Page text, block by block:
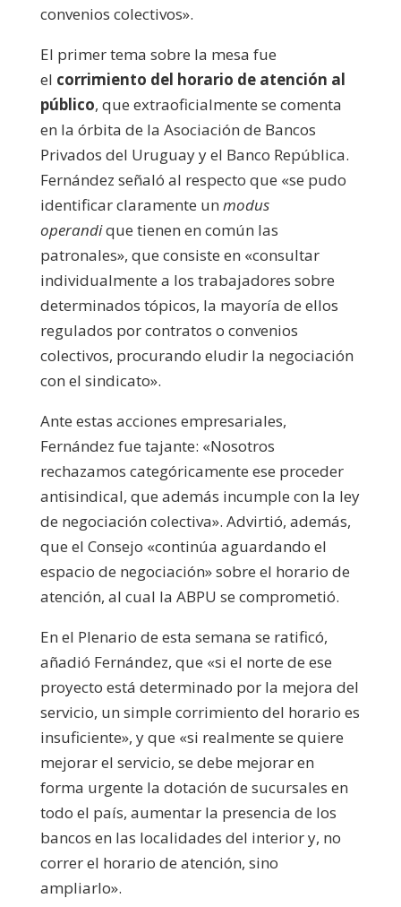
convenios colectivos».
El primer tema sobre la mesa fue
el corrimiento del horario de atención al
público, que extraoficialmente se comenta
en la órbita de la Asociación de Bancos
Privados del Uruguay y el Banco República.
Fernández señaló al respecto que «se pudo
identificar claramente un modus
operandique tienen en común las
patronales», que consiste en «consultar
individualmente a los trabajadores sobre
determinados tópicos, la mayoría de ellos
regulados por contratos o convenios
colectivos, procurando eludir la negociación
con el sindicato».
Ante estas acciones empresariales,
Fernández fue tajante: «Nosotros
rechazamos categóricamente ese proceder
antisindical, que además incumple con la ley
de negociación colectiva». Advirtió, además,
que el Consejo «continúa aguardando el
espacio de negociación» sobre el horario de
atención, al cual la ABPU se comprometió.
En el Plenario de esta semana se ratificó,
añadió Fernández, que «si el norte de ese
proyecto está determinado por la mejora del
servicio, un simple corrimiento del horario es
insuficiente», y que «si realmente se quiere
mejorar el servicio, se debe mejorar en
forma urgente la dotación de sucursales en
todo el país, aumentar la presencia de los
bancos en las localidades del interior y, no
correr el horario de atención, sino
ampliarlo».